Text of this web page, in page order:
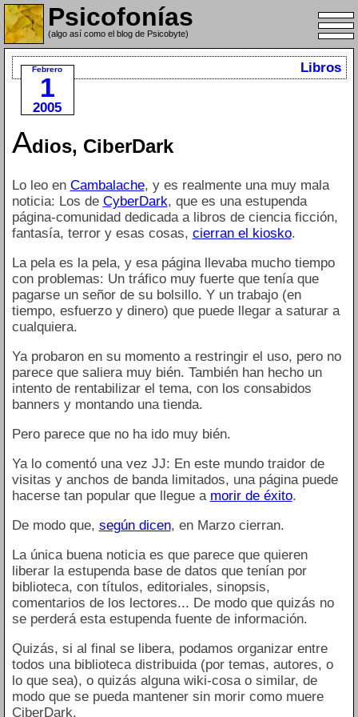
Psicofonías
(algo así como el blog de Psicobyte)
Febrero
1
2005
Libros
Adios, CiberDark
Lo leo en Cambalache, y es realmente una muy mala
noticia: Los de CyberDark, que es una estupenda
página-comunidad dedicada a libros de ciencia ficción,
fantasía, terror y esas cosas, cierran el kiosko.
La pela es la pela, y esa página llevaba mucho tiempo
con problemas: Un tráfico muy fuerte que tenía que
pagarse un señor de su bolsillo. Y un trabajo (en
tiempo, esfuerzo y dinero) que puede llegar a saturar a
cualquiera.
Ya probaron en su momento a restringir el uso, pero no
parece que saliera muy bién. También han hecho un
intento de rentabilizar el tema, con los consabidos
banners y montando una tienda.
Pero parece que no ha ido muy bién.
Ya lo comentó una vez JJ: En este mundo traidor de
visitas y anchos de banda limitados, una página puede
hacerse tan popular que llegue a morir de éxito.
De modo que, según dicen, en Marzo cierran.
La única buena noticia es que parece que quieren
liberar la estupenda base de datos que tenían por
biblioteca, con títulos, editoriales, sinopsis,
comentarios de los lectores... De modo que quizás no
se perderá esta estupenda fuente de información.
Quizás, si al final se libera, podamos organizar entre
todos una biblioteca distribuida (por temas, autores, o
lo que sea), o quizás alguna wiki-cosa o similar, de
modo que se pueda mantener sin morir como muere
CiberDark.